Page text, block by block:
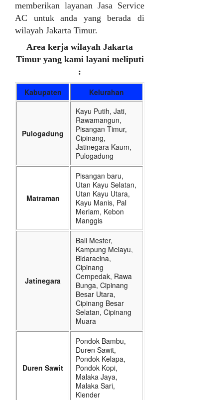
memberikan layanan Jasa Service
AC untuk anda yang berada di
wilayah Jakarta Timur.
Area kerja wilayah Jakarta
Timur yang kami layani meliputi
:
Kabupaten Kelurahan
Pulogadung
Kayu Putih, Jati,
Rawamangun,
Pisangan Timur,
Cipinang,
Jatinegara Kaum,
Pulogadung
Matraman
Pisangan baru,
Utan Kayu Selatan,
Utan Kayu Utara,
Kayu Manis, Pal
Meriam, Kebon
Manggis
Jatinegara
Bali Mester,
Kampung Melayu,
Bidaracina,
Cipinang
Cempedak, Rawa
Bunga, Cipinang
Besar Utara,
Cipinang Besar
Selatan, Cipinang
Muara
Duren Sawit
Pondok Bambu,
Duren Sawit,
Pondok Kelapa,
Pondok Kopi,
Malaka Jaya,
Malaka Sari,
Klender